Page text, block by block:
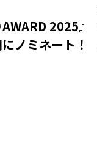
2025』
ノミネート！